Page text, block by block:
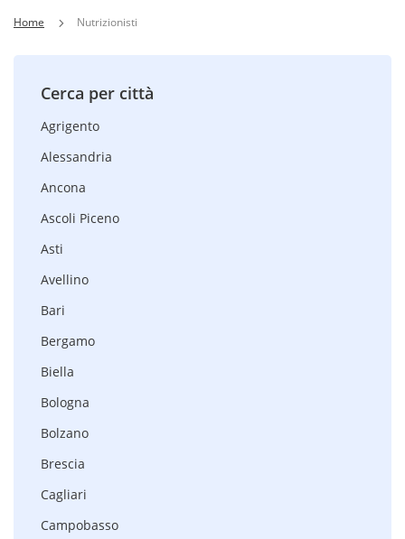
Home Nutrizionisti
Cerca per città
Agrigento
Alessandria
Ancona
Ascoli Piceno
Asti
Avellino
Bari
Bergamo
Biella
Bologna
Bolzano
Brescia
Cagliari
Campobasso